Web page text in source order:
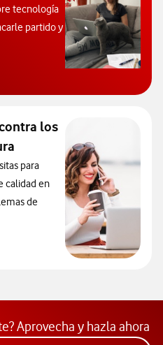
tecnología
partido y
los
para
calidad en
de
solución contra los problemas de
Aprovecha y hazla ahora